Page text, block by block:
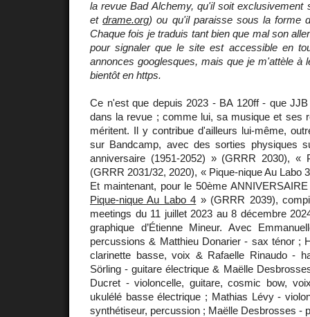
la revue Bad Alchemy, qu'il soit exclusivement
etdrame.org) ou qu'il paraisse sous la forme
Chaque fois je traduis tant bien que mal son
pour signaler que le site est accessible en
annonces googlesques, mais que je m'attèle à
bientôt en https.
Ce n'est que depuis 2023 - BA 120ff - que
dans la revue ; comme lui, sa musique et ses
méritent. Il y contribue d'ailleurs lui-même,
sur Bandcamp, avec des sorties physiques
anniversaire (1951-2052) » (GRRR 2030), «
(GRRR 2031/32, 2020), « Pique-nique Au Labo
Et maintenant, pour le 50ème
Pique-nique Au Labo 4 » (GRRR 2039),
meetings du 11 juillet 2023 au 8 décembre
graphique d’Étienne Mineur. Avec
percussions & Matthieu Donarier - sax ténor ;
clarinette basse, voix & Rafaelle Rinaudo -
Sörling - guitare électrique & Maëlle
Ducret - violoncelle, guitare, cosmic bow,
ukulélé basse électrique ; Mathias Lévy -
synthétiseur, percussion ; Maëlle Desbrosses -